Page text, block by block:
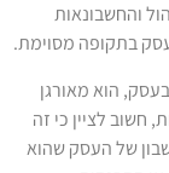
והחשבונאות
בתקופה מסוימת.
הוא מאורגן
לציין כי זה
של העסק שהוא